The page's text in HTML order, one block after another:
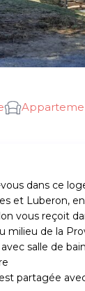
dans ce
et Luberon,
vous reçoit
milieu de la
salle de
partagée